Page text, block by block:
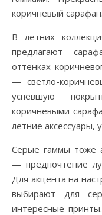
коричневый сарафан.
В летних
предлагают
оттенках
— светло-
успевшую
коричневыми
летние аксессуары,
Серые гаммы тоже
— предпочтение
Для акцента на
выбирают для
интересные